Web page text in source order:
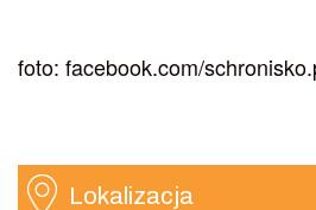
foto: facebook.com/
Lokalizacja